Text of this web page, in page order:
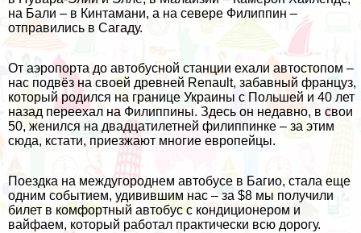
на Бали – в Кинтамани, а на севере Филиппин –
отправились в Сагаду.
От аэропорта до автобусной станции ехали автостопом –
нас подвёз на своей древней Renault, забавный француз,
который родился на границе Украины с Польшей и 40 лет
назад переехал на Филиппины. Здесь он недавно, в свои
50, женился на двадцатилетней филиппинке – за этим
сюда, кстати, приезжают многие европейцы.
Поездка на междугороднем автобусе в Багио, стала еще
одним событием, удивившим нас – за $8 мы получили
билет в комфортный автобус с кондиционером и
вайфаем, который работал практически всю дорогу.